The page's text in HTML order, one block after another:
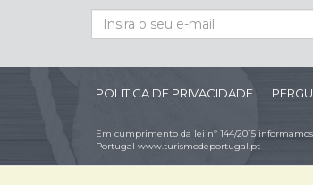
POLÍTICA DE PRIVACIDADE |
Em cumprimento da lei nº 144/2015
Portugal www.turismodeportugal.pt